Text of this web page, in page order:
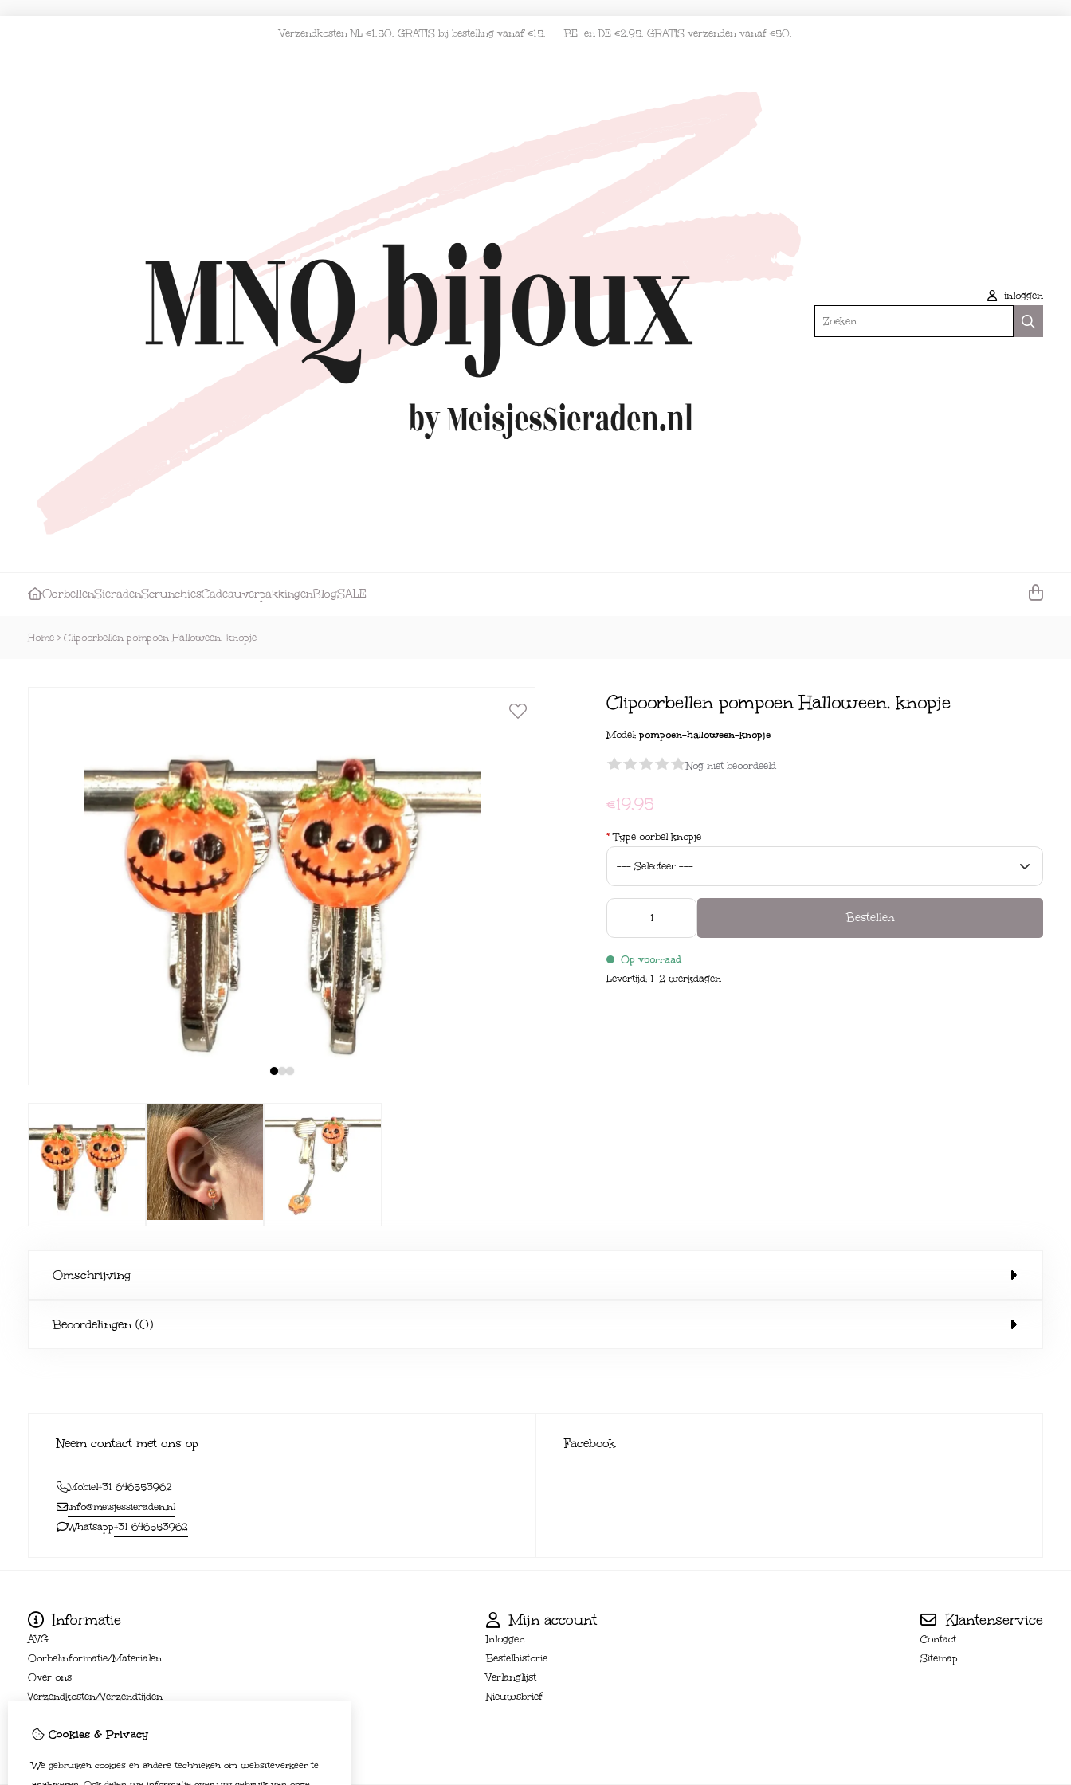
Verzendkosten NL €1,50, GRATIS bij bestelling vanaf €15. BE en DE €2,95, GRATIS verzenden vanaf €50.
inloggen
OorbellenSieradenScrunchiesCadeauverpakkingenBlogSALE
Home > Clipoorbellen pompoen Halloween, knopje
Clipoorbellen pompoen Halloween, knopje
Model:pompoen-halloween-knopje
Nog niet beoordeeld
€19,95
*Type oorbel knopje
Bestellen
Op voorraad
Levertijd: 1-2 werkdagen
Omschrijving
Beoordelingen (0)
Neem contact met ons op
Mobiel+31 646553962
info@meisjessieraden.nl
Whatsapp+31 646553962
Facebook
Informatie
AVG
Oorbelinformatie/Materialen
Over ons
Verzendkosten/Verzendtijden
Algemene voorwaarden
Mijn account
Inloggen
Bestelhistorie
Verlanglijst
Nieuwsbrief
Klantenservice
Contact
Sitemap
Cookies & Privacy
We gebruiken cookies en andere technieken om websiteverkeer te